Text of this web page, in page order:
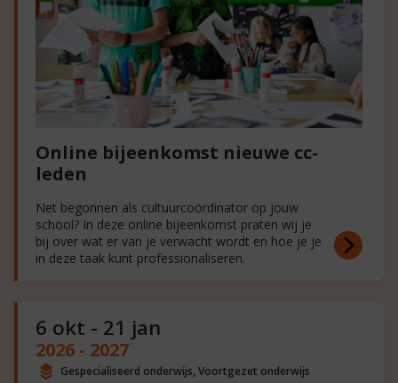
Online bijeenkomst nieuwe cc-
leden
Net begonnen als cultuurcoördinator op jouw
school? In deze online bijeenkomst praten wij je
bij over wat er van je verwacht wordt en hoe je je
in deze taak kunt professionaliseren.
6 okt - 21 jan
2026 - 2027
Gespecialiseerd onderwijs, Voortgezet onderwijs